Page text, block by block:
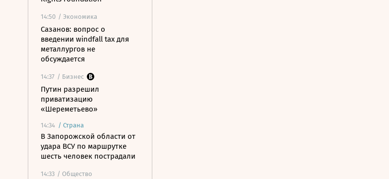
14:50 / Экономика
Сазанов: вопрос о
введении windfall tax для
металлургов не
обсуждается
14:37 / Бизнес
Путин разрешил
приватизацию
«Шереметьево»
14:34 / Страна
В Запорожской области от
удара ВСУ по маршрутке
шесть человек пострадали
14:33 / Общество